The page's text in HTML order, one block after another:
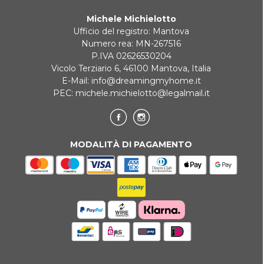
REINDIRIZZAMENTI BANCARIMichele Michielotto
Ufficio del registro: Mantova
Numero rea: MN-267516
P.IVA 02626530204
Vicolo Terziario 6, 46100 Mantova, Italia
E-Mail: info@dreamingmyhome.it
PEC: michele.michielotto@legalmail.it
MODALITÀ DI PAGAMENTO